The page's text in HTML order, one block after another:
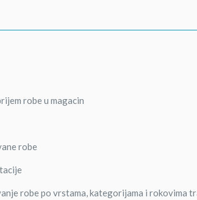
robe u magacin
robe
robe po vrstama, kategorijama i rokovima